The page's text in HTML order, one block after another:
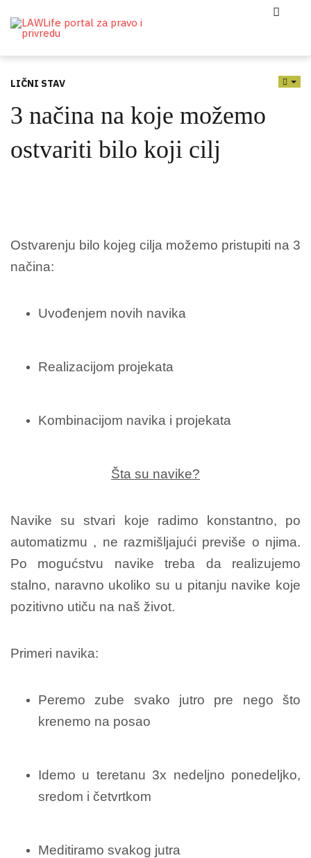
LIČNI STAV
3 načina na koje možemo
ostvariti bilo koji cilj
Ostvarenju bilo kojeg cilja možemo pristupiti na 3
načina:
Uvođenjem novih navika
Realizacijom projekata
Kombinacijom navika i projekata
Šta su navike?
Navike su stvari koje radimo konstantno, po
automatizmu , ne razmišljajući previše o njima.
Po mogućstvu navike treba da realizujemo
stalno, naravno ukoliko su u pitanju navike koje
pozitivno utiču na naš život.
Primeri navika:
Peremo zube svako jutro pre nego što
krenemo na posao
Idemo u teretanu 3x nedeljno ponedeljko,
sredom i četvrtkom
Meditiramo svakog jutra